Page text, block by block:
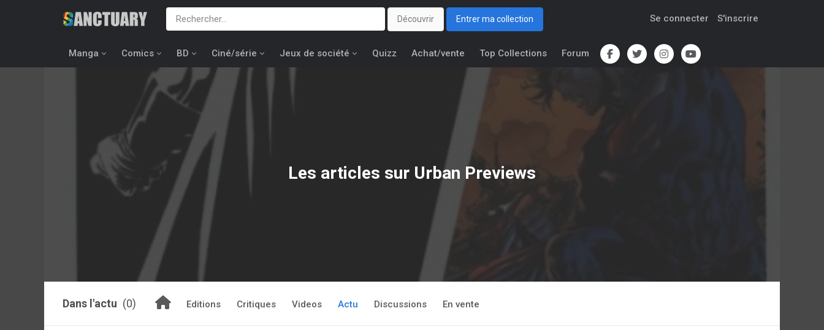
Découvrir Entrer ma collection Se connecter S'inscrire
Manga Comics BD Ciné/série Jeux de société Quizz Achat/vente Top Collections Forum
Les articles sur Urban Previews
Dans l'actu (0) Editions Critiques Videos Actu Discussions En vente